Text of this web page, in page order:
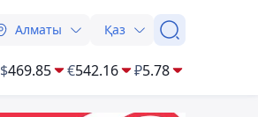
Алматы Қаз
$469.85 €542.16 ₽5.78